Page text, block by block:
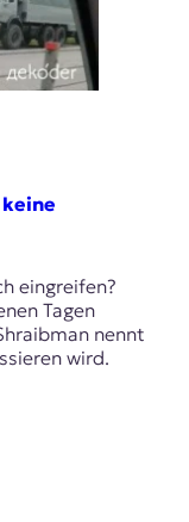
eingreifen?
Tagen
nennt
wird.